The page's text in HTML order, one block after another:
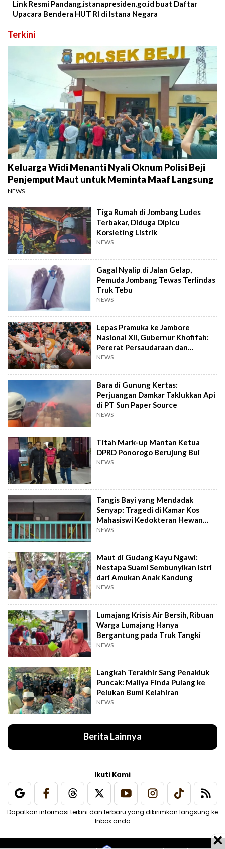
Link Resmi Pandang.istanapresiden.go.id buat Daftar
Upacara Bendera HUT RI di Istana Negara
Terkini
Keluarga Widi Menanti Nyali Oknum Polisi Beji
Penjemput Maut untuk Meminta Maaf Langsung
NEWS
Tiga Rumah di Jombang Ludes
Terbakar, Diduga Dipicu
Korsleting Listrik
NEWS
Gagal Nyalip di Jalan Gelap,
Pemuda Jombang Tewas Terlindas
Truk Tebu
NEWS
Lepas Pramuka ke Jambore
Nasional XII, Gubernur Khofifah:
Pererat Persaudaraan dan
Semangat Nasional
NEWS
Bara di Gunung Kertas:
Perjuangan Damkar Taklukkan Api
di PT Sun Paper Source
NEWS
Titah Mark-up Mantan Ketua
DPRD Ponorogo Berujung Bui
NEWS
Tangis Bayi yang Mendadak
Senyap: Tragedi di Kamar Kos
Mahasiswi Kedokteran Hewan
Surabaya
NEWS
Maut di Gudang Kayu Ngawi:
Nestapa Suami Sembunyikan Istri
dari Amukan Anak Kandung
NEWS
Lumajang Krisis Air Bersih, Ribuan
Warga Lumajang Hanya
Bergantung pada Truk Tangki
NEWS
Langkah Terakhir Sang Penakluk
Puncak: Maliya Finda Pulang ke
Pelukan Bumi Kelahiran
NEWS
Berita Lainnya
Ikuti Kami
Dapatkan informasi terkini dan terbaru yang dikirimkan langsung ke
Inbox anda